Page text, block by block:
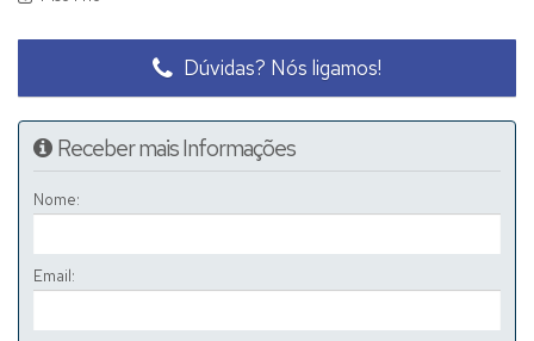
Dúvidas? Nós ligamos!
Receber mais Informações
Nome:
Email: